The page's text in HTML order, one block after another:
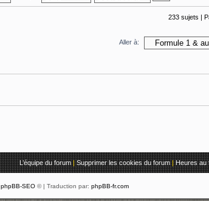
233 sujets |
Aller à:
L’équipe du forum |Supprimer les cookies du forum|Heures au
phpBB-SEO © | Traduction par: phpBB-fr.com